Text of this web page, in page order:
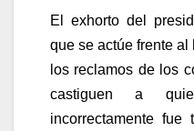
El exhorto del
que se actúe frente
los reclamos de los
castiguen a
incorrectamente